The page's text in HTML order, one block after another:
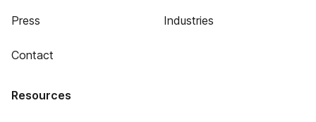
Press
Contact
Industries
Resources